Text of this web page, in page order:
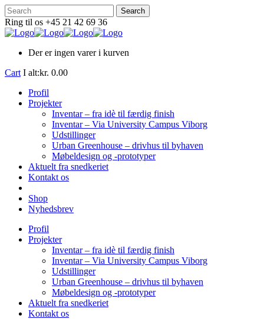
Ring til os +45 21 42 69 36
Der er ingen varer i kurven
Cart I alt:kr. 0.00
Profil
Projekter
Inventar – fra idè til færdig finish
Inventar – Via University Campus Viborg
Udstillinger
Urban Greenhouse – drivhus til byhaven
Møbeldesign og -prototyper
Aktuelt fra snedkeriet
Kontakt os
Shop
Nyhedsbrev
Profil
Projekter
Inventar – fra idè til færdig finish
Inventar – Via University Campus Viborg
Udstillinger
Urban Greenhouse – drivhus til byhaven
Møbeldesign og -prototyper
Aktuelt fra snedkeriet
Kontakt os